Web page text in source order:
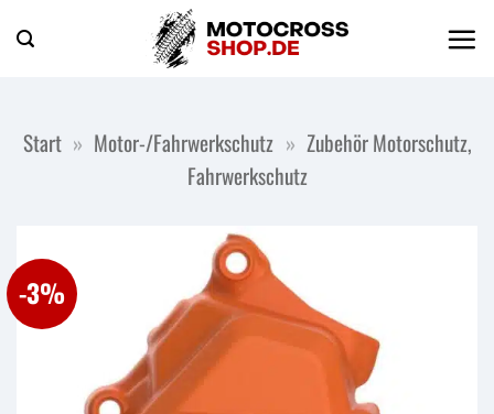
Inhalt
Start » Motor-/Fahrwerkschutz » Zubehör Motorschutz,
Fahrwerkschutz
-3%